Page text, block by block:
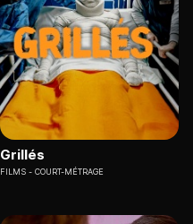
Grillés
FILMS COURT-MÉTRAGE